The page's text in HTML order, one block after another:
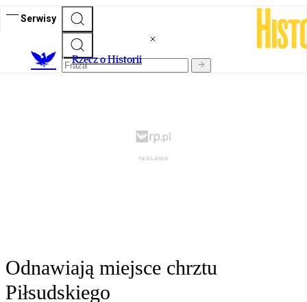
Serwisy
Rzecz o Historii
Odnawiają miejsce chrztu
Piłsudskiego